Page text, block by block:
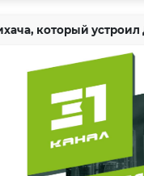
который устроил